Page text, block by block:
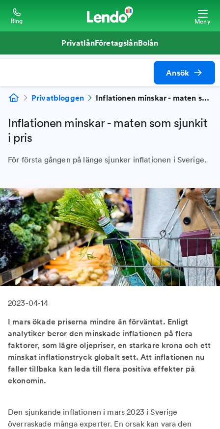
Ring Meny
PrivatlånFöretagslånBolån
Ansök
Privatbloggen Inflationen minskar - maten som sjunkit i pris
Inflationen minskar - maten som sjunkit
i pris
För första gången på länge sjunker inflationen i Sverige.
2023-04-14
I mars ökade priserna mindre än förväntat. Enligt
analytiker beror den minskade inflationen på flera
faktorer, som lägre oljepriser, en starkare krona och ett
minskat inflationstryck globalt sett. Att inflationen nu
faller tillbaka kan leda till flera positiva effekter på
ekonomin.
Den sjunkande inflationen i mars 2023 i Sverige
överraskade många experter. En orsak kan vara den